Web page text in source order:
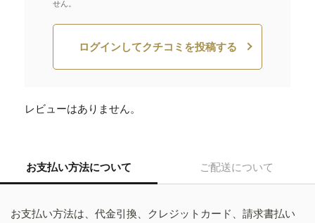
せん。
ログインしてクチコミを投稿する
レビューはありません。
お支払い方法について ご配送について
お支払い方法は、代金引換、クレジットカード、請求書払い